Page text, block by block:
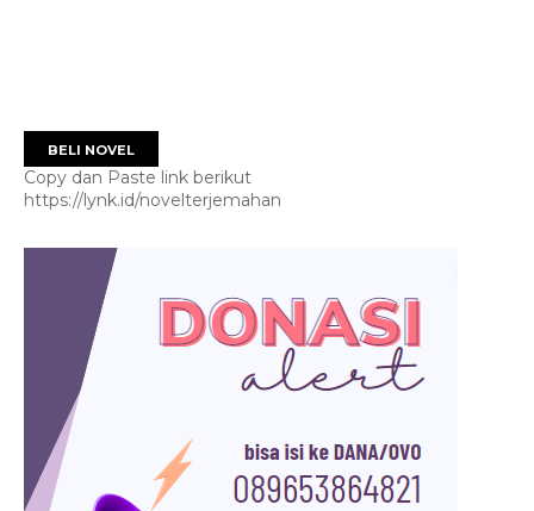
BELI NOVEL
Copy dan Paste link berikut
https://lynk.id/novelterjemahan